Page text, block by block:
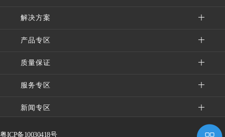
解决方案
产品专区
质量保证
服务专区
新闻专区
粤ICP备10030418号